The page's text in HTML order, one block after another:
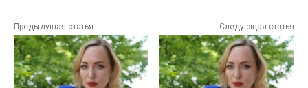
Предыдущая статья Следующая статья